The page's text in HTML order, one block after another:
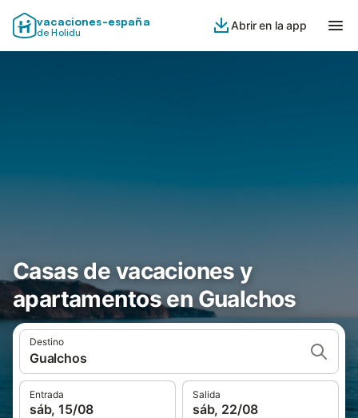
vacaciones-españa
de Holidu
Abrir en la app
Casas de vacaciones y
apartamentos en Gualchos
Destino
Gualchos
Entrada
sáb, 15/08
Salida
sáb, 22/08